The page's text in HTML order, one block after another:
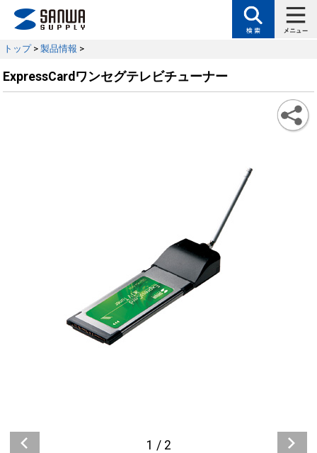
トップ> 製品情報 >
ExpressCardワンセグテレビチューナー
1 / 2